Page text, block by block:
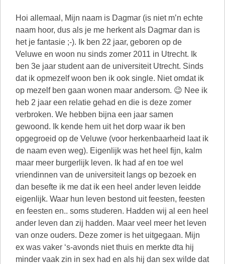
Hoi allemaal, Mijn naam is Dagmar (is niet m’n echte
naam hoor, dus als je me herkent als Dagmar dan is
het je fantasie ;-). Ik ben 22 jaar, geboren op de
Veluwe en woon nu sinds zomer 2011 in Utrecht. Ik
ben 3e jaar student aan de universiteit Utrecht. Sinds
dat ik opmezelf woon ben ik ook single. Niet omdat ik
op mezelf ben gaan wonen maar andersom. 😉 Nee ik
heb 2 jaar een relatie gehad en die is deze zomer
verbroken. We hebben bijna een jaar samen
gewoond. Ik kende hem uit het dorp waar ik ben
opgegroeid op de Veluwe (voor herkenbaarheid laat ik
de naam even weg). Eigenlijk was het heel fijn, kalm
maar meer burgerlijk leven. Ik had af en toe wel
vriendinnen van de universiteit langs op bezoek en
dan besefte ik me dat ik een heel ander leven leidde
eigenlijk. Waar hun leven bestond uit feesten, feesten
en feesten en.. soms studeren. Hadden wij al een heel
ander leven dan zij hadden. Maar veel meer het leven
van onze ouders. Deze zomer is het uitgegaan. Mijn
ex was vaker ‘s-avonds niet thuis en merkte dta hij
minder vaak zin in sex had en als hij dan sex wilde dat